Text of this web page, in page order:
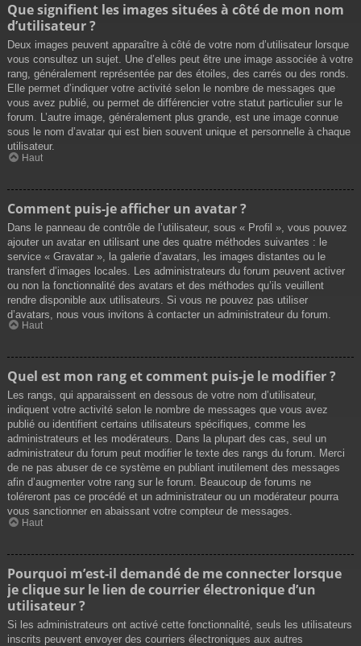
Que signifient les images situées à côté de mon nom
d’utilisateur ?
Deux images peuvent apparaître à côté de votre nom d’utilisateur lorsque
vous consultez un sujet. Une d’elles peut être une image associée à votre
rang, généralement représentée par des étoiles, des carrés ou des ronds.
Elle permet d’indiquer votre activité selon le nombre de messages que
vous avez publié, ou permet de différencier votre statut particulier sur le
forum. L’autre image, généralement plus grande, est une image connue
sous le nom d’avatar qui est bien souvent unique et personnelle à chaque
utilisateur.
Haut
Comment puis-je afficher un avatar ?
Dans le panneau de contrôle de l’utilisateur, sous « Profil », vous pouvez
ajouter un avatar en utilisant une des quatre méthodes suivantes : le
service « Gravatar », la galerie d’avatars, les images distantes ou le
transfert d’images locales. Les administrateurs du forum peuvent activer
ou non la fonctionnalité des avatars et des méthodes qu’ils veuillent
rendre disponible aux utilisateurs. Si vous ne pouvez pas utiliser
d’avatars, nous vous invitons à contacter un administrateur du forum.
Haut
Quel est mon rang et comment puis-je le modifier ?
Les rangs, qui apparaissent en dessous de votre nom d’utilisateur,
indiquent votre activité selon le nombre de messages que vous avez
publié ou identifient certains utilisateurs spécifiques, comme les
administrateurs et les modérateurs. Dans la plupart des cas, seul un
administrateur du forum peut modifier le texte des rangs du forum. Merci
de ne pas abuser de ce système en publiant inutilement des messages
afin d’augmenter votre rang sur le forum. Beaucoup de forums ne
toléreront pas ce procédé et un administrateur ou un modérateur pourra
vous sanctionner en abaissant votre compteur de messages.
Haut
Pourquoi m’est-il demandé de me connecter lorsque
je clique sur le lien de courrier électronique d’un
utilisateur ?
Si les administrateurs ont activé cette fonctionnalité, seuls les utilisateurs
inscrits peuvent envoyer des courriers électroniques aux autres